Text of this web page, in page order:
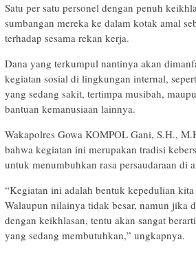
Satu per satu personel dengan penuh
sumbangan mereka ke dalam kotak amal
terhadap sesama rekan kerja.
Dana yang terkumpul nantinya akan
kegiatan sosial di lingkungan internal,
yang sedang sakit, tertimpa musibah,
bantuan kemanusiaan lainnya.
Wakapolres Gowa KOMPOL Gani, S.H.,
bahwa kegiatan ini merupakan tradisi
untuk menumbuhkan rasa persaudaraan di
“Kegiatan ini adalah bentuk kepedulian kita
Walaupun nilainya tidak besar, namun jika
dengan keikhlasan, tentu akan sangat
yang sedang membutuhkan,” ungkapnya.